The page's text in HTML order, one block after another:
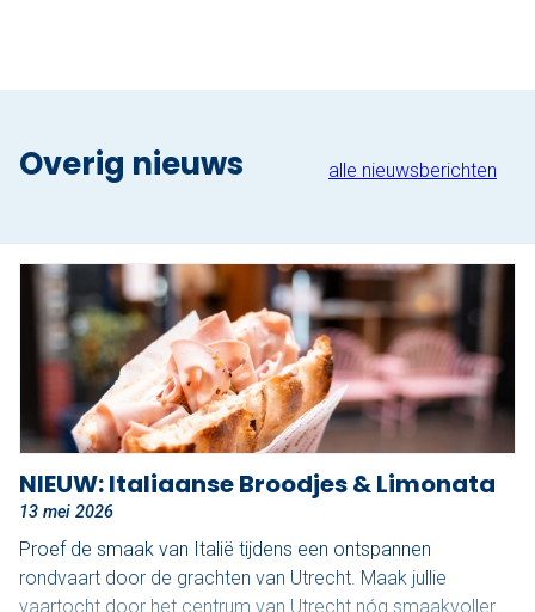
Overig nieuws alle nieuwsberichten
NIEUW: Italiaanse Broodjes & Limonata
13 mei 2026
Proef de smaak van Italië tijdens een ontspannen
rondvaart door de grachten van Utrecht. Maak jullie
vaartocht door het centrum van Utrecht nóg smaakvoller